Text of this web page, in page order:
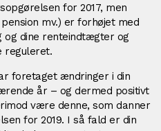
for 2017, men
mv.) er forhøjet med
og dine renteindtægter og
reguleret.
foretaget ændringer i din
år – og dermed positivt
være denne, som danner
for 2019. I så fald er din